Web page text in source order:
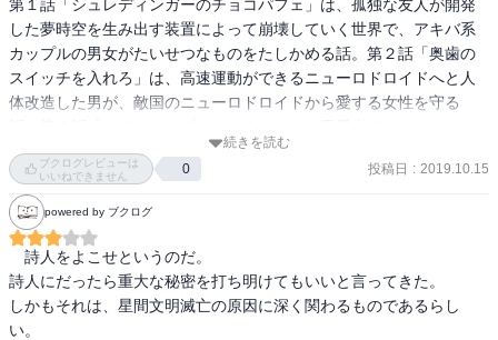
   闇に在るものを呼び出してしまったら……
ハッピーエンドに近いものにも、よくわからないまま怖さが残る。
でも読むのを止められない
第１話「シュレディンガーのチョコパフェ」は、孤独な友人が開発
した夢時空を生み出す装置によって崩壊していく世界で、アキバ系
カップルの男女がたいせつなものをたしかめる話。第２話「奥歯の
スイッチを入れろ」は、高速運動ができるニューロドロイドへと人
体改造した男が、敵国のニューロドロイドから愛する女性を守る
あやつる宇宙船「バイオシップ」に乗り込んだ人間が、普遍的な基
準のない宇宙時代の善と悪の問題を突きつけられる話。第４話「メ
ドゥーサの呪文」は、高次の言語文化を持つ異星人インチワームの
もとを訪れた詩人の話。第５話「まだ見ぬ冬の悲しみも」は、世界
初のタイム・トラベルをおこなうことになった主人公の話。第６話
「七パーセントのテンムー」は、意識を司る脳の機能をもたない
「天然無脳」（テンムー）の恋人を持つ女性作家が、愛について思
い悩む話。第７話「闇からの衝動」は、家の地下室にひそんでいた
続きを読む
ブクログレビューは
いいねできません
0 投稿日 : 2019.10.15
powered by ブクログ
詩人をよこせというのだ。
詩人にだったら重大な秘密を打ち明けてもいいと言ってきた。
しかもそれは、星間文明滅亡の原因に深く関わるものであるらし
い。